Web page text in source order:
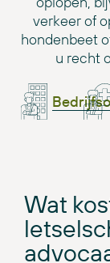
verkeer of
hondenbeet
u recht
Wat